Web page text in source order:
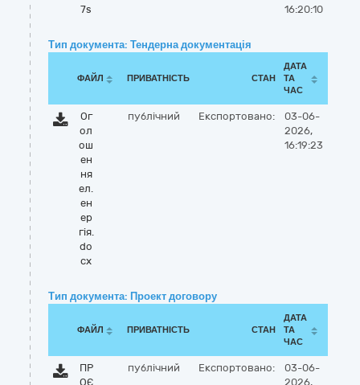
7s
16:20:10
Тип документа: Тендерна документація
ФАЙЛ ПРИВАТНІСТЬ СТАН
ДАТА
ТА
ЧАС
Ог
ол
ош
ен
ня
ел.
ен
ер
гія.
do
cx
публічний Експортовано:
03-06-
2026,
16:19:23
Тип документа: Проект договору
ФАЙЛ ПРИВАТНІСТЬ СТАН
ДАТА
ТА
ЧАС
ПР
ОЄ
публічний Експортовано:
03-06-
2026,